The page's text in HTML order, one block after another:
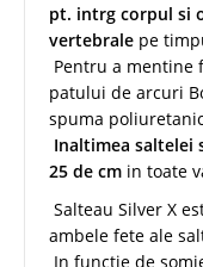
pt. intrg corpul si
vertebrale pe
Pentru a mentine
patului de arcuri
spuma
Inaltimea saltelei
25 de cm in toate
Salteau Silver X
ambele fete ale
In functie de